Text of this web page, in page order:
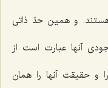
هستند. و همین حدّ ذاتى
آنها عبارت است از
و حقیقت آنها را همان